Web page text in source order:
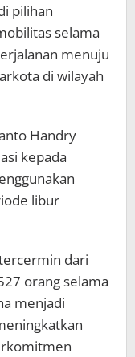
pilihan
selama
menuju
di wilayah
Handry
kepada
libur
dari
orang selama
menjadi